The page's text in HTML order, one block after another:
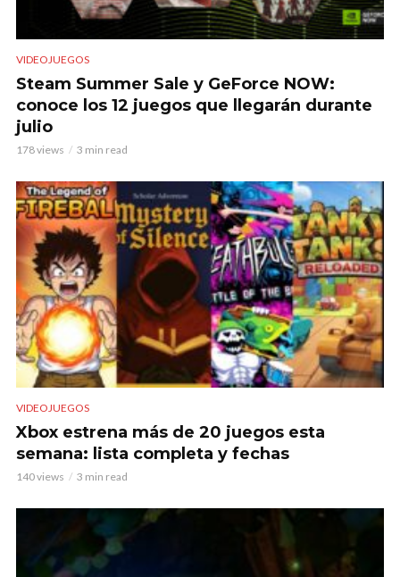
VIDEOJUEGOS
Steam Summer Sale y GeForce NOW:
conoce los 12 juegos que llegarán durante
julio
178 views 3 min read
VIDEOJUEGOS
Xbox estrena más de 20 juegos esta
semana: lista completa y fechas
140 views 3 min read